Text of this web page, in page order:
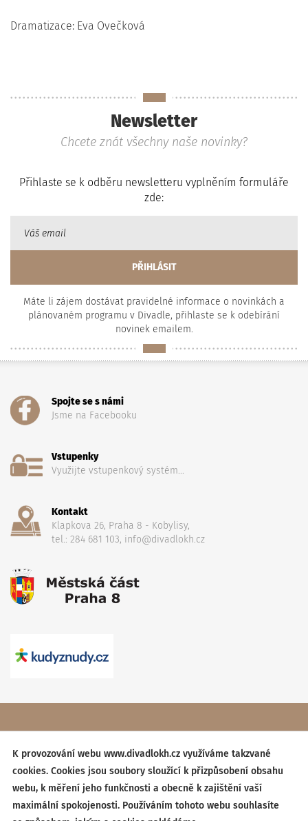
Dramatizace: Eva Ovečková
Newsletter
Chcete znát všechny naše novinky?
Přihlaste se k odběru newsletteru vyplněním formuláře
zde:
Máte li zájem dostávat pravidelné informace o novinkách a
plánovaném programu v Divadle, přihlaste se k odebírání
novinek emailem.
Spojte se s námi
Jsme na Facebooku
Vstupenky
Využijte vstupenkový systém...
Kontakt
Klapkova 26, Praha 8 - Kobylisy,
tel.: 284 681 103, info@divadlokh.cz
vyhrazena,Obchodní podmínky
Created by:BESTSITE| Design: StudioSCHNEIDER
K provozování webu www.divadlokh.cz využíváme takzvané
cookies. Cookies jsou soubory sloužící k přizpůsobení obsahu
webu, k měření jeho funkčnosti a obecně k zajištění vaší
maximální spokojenosti. Používáním tohoto webu souhlasíte